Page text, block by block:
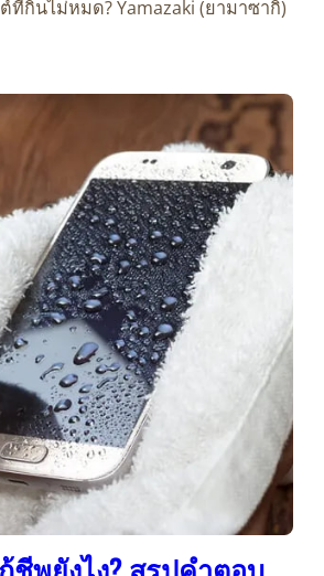
ที่กินไม่หมด? Yamazaki (ยามาซากิ)
พยังไง? สรุปคำตอบ